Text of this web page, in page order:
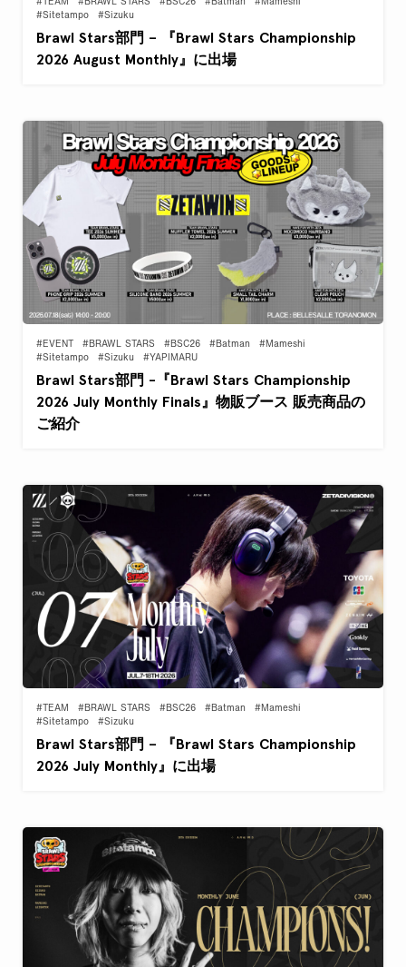
#TEAM #BRAWL STARS #BSC26 #Batman
#Mameshi
#Sitetampo
#Sizuku
Brawl Stars部門 – 『Brawl Stars Championship
2026 August Monthly』に出場
#EVENT #BRAWL STARS #BSC26 #Batman
#Mameshi
#Sitetampo
#Sizuku #YAPIMARU
Brawl Stars部門 -『Brawl Stars Championship
2026 July Monthly Finals』物販ブース 販売商品の
ご紹介
#TEAM #BRAWL STARS #BSC26 #Batman
#Mameshi
#Sitetampo
#Sizuku
Brawl Stars部門 – 『Brawl Stars Championship
2026 July Monthly』に出場